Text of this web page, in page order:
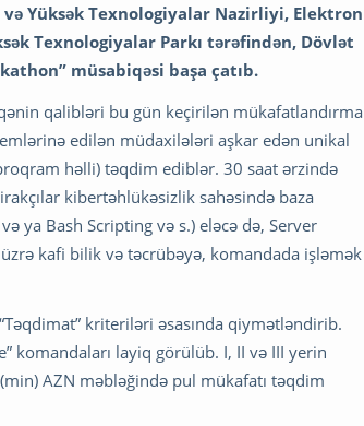
Yüksək Texnologiyalar Nazirliyi, Elektron
Texnologiyalar Parkı tərəfindən, Dövlət
müsabiqəsi başa çatıb.
qalibləri bu gün keçirilən mükafatlandırma
edilən müdaxilələri aşkar edən unikal
həlli) təqdim ediblər. 30 saat ərzində
kibertəhlükəsizlik sahəsində baza
ya Bash Scripting və s.) eləcə də, Server
kafi bilik və təcrübəyə, komandada işləmək
kriteriləri əsasında qiymətləndirib.
komandaları layiq görülüb. I, II və III yerin
AZN məbləğində pul mükafatı təqdim